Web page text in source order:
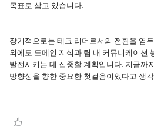
목표로 삼고 있습니다.
장기적으로는 테크 리더로서의 전환을 염
외에도 도메인 지식과 팀 내 커뮤니케이션
발전시키는 데 집중할 계획입니다. 지금까
방향성을 향한 중요한 첫걸음이었다고 생